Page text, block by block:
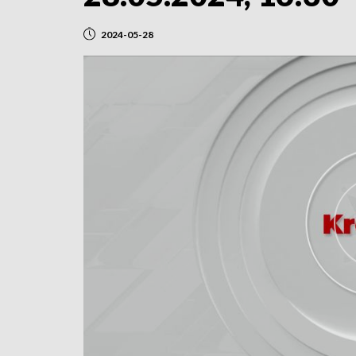
2024-05-28